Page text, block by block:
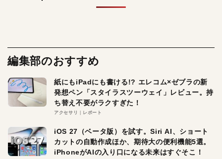
編集部のおすすめ
紙にもiPadにも書ける!? エレコム×ゼブラの新
発想ペン「スタイラスツーウェイ」レビュー。持
ち替え不要がラクすぎた！
アクセサリ レポート
iOS 27（ベータ版）を試す。Siri AI、ショート
カットの自動作成ほか、期待大の便利機能5選。
iPhoneがAIの入り口になる未来はすぐそこ！